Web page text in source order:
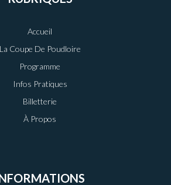
Accueil
La Coupe De Poudloire
Programme
Infos Pratiques
Billetterie
À Propos